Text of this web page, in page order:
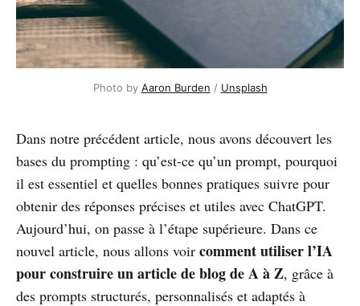
Photo by Aaron Burden / Unsplash
Dans notre précédent article, nous avons découvert les
bases du prompting : qu’est-ce qu’un prompt, pourquoi
il est essentiel et quelles bonnes pratiques suivre pour
obtenir des réponses précises et utiles avec ChatGPT.
Aujourd’hui, on passe à l’étape supérieure. Dans ce
nouvel article, nous allons voir comment utiliser l’IA
pour construire un article de blog de A à Z, grâce à
des prompts structurés, personnalisés et adaptés à